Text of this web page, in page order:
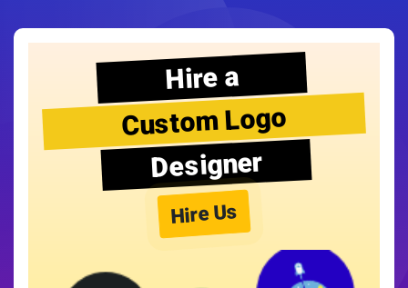
Hire a
Custom Logo
Designer
Hire Us